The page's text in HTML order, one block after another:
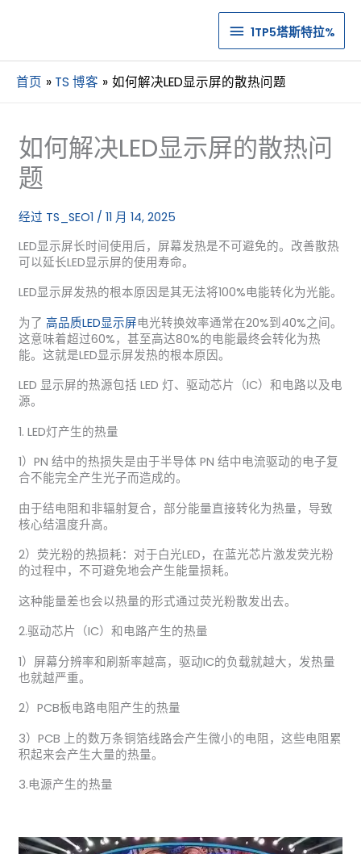
1TP5
塔
斯
拉%
1TP5塔斯特拉%
首页 TS 博客 如何解决LED显示屏的散热问题
如何解决LED显示屏的散热问
题
经过 TS_SEO1 / 11 月 14, 2025
LED显示屏长时间使用后，屏幕发热是不可避免的。改善散热
可以延长LED显示屏的使用寿命。
LED显示屏发热的根本原因是其无法将100%电能转化为光能。
为了 高品质LED显示屏电光转换效率通常在20%到40%之间。
这意味着超过60%，甚至高达80%的电能最终会转化为热
能。这就是LED显示屏发热的根本原因。
LED 显示屏的热源包括 LED 灯、驱动芯片（IC）和电路以及电
源。
1. LED灯产生的热量
1）PN 结中的热损失是由于半导体 PN 结中电流驱动的电子复
合不能完全产生光子而造成的。
由于结电阻和非辐射复合，部分能量直接转化为热量，导致
核心结温度升高。
2）荧光粉的热损耗：对于白光LED，在蓝光芯片激发荧光粉
的过程中，不可避免地会产生能量损耗。
这种能量差也会以热量的形式通过荧光粉散发出去。
2.驱动芯片（IC）和电路产生的热量
1）屏幕分辨率和刷新率越高，驱动IC的负载就越大，发热量
也就越严重。
2）PCB板电路电阻产生的热量
3）PCB 上的数万条铜箔线路会产生微小的电阻，这些电阻累
积起来会产生大量的热量。
3.电源产生的热量